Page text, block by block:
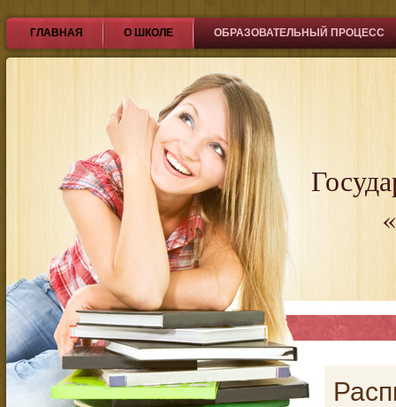
ГЛАВНАЯ О ШКОЛЕ ОБРАЗОВАТЕЛЬНЫЙ ПРОЦЕСС